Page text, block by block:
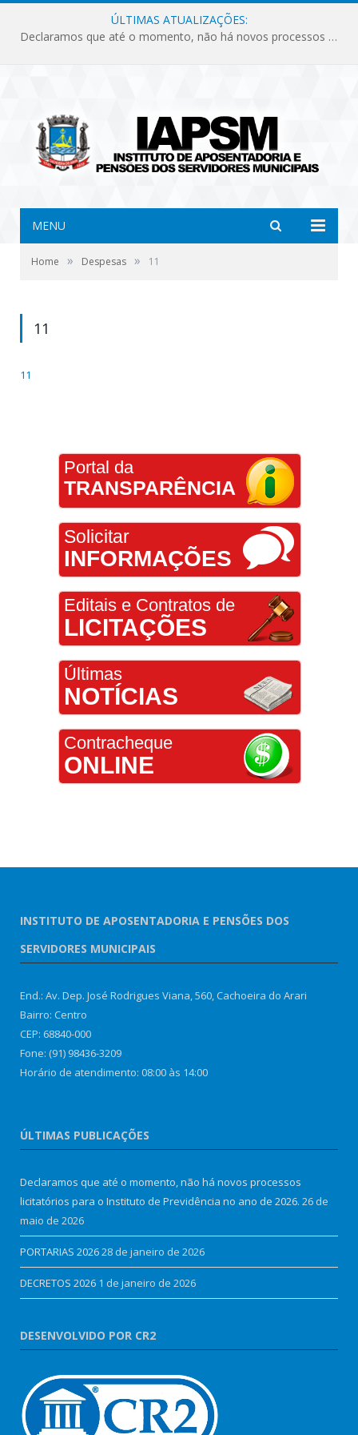
ÚLTIMAS ATUALIZAÇÕES:
Declaramos que até o momento, não há novos processos licitatórios para o Instituto de Previdência no ano de 2026.
MENU
Home » Despesas » 11
11
11
Portal da
TRANSPARÊNCIA
Solicitar
INFORMAÇÕES
Editais e Contratos de
LICITAÇÕES
Últimas
NOTÍCIAS
Contracheque
ONLINE
INSTITUTO DE APOSENTADORIA E PENSÕES DOS
SERVIDORES MUNICIPAIS
End.: Av. Dep. José Rodrigues Viana, 560, Cachoeira do Arari
Bairro: Centro
CEP: 68840-000
Fone: (91) 98436-3209
Horário de atendimento: 08:00 às 14:00
ÚLTIMAS PUBLICAÇÕES
Declaramos que até o momento, não há novos processos
licitatórios para o Instituto de Previdência no ano de 2026. 26 de
maio de 2026
PORTARIAS 202628 de janeiro de 2026
DECRETOS 2026 1 de janeiro de 2026
DESENVOLVIDO POR CR2